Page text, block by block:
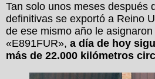
Tan solo unos meses después
definitivas se exportó a Reino
de ese mismo año le
«E891FUR», a día de hoy
más de 22.000 kilómetros